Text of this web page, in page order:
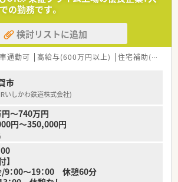
も増えます。
の専門性を活かせるスペシャリストを目指すこ
管理部門や商品部門等の本社スタッフなど活動領
す。
は年々増加しており、在宅医療へもしっかりと関
歳まで取得が可能で、時短制度は小学5年生まで
るよう変更予定です。
日とワークライフバランスが整っています
備薬まで、従業員割引制度など嬉しいメリットも
す！
の勤務です。
検討リストに追加
車通勤可 高給与(600万円以上) 住宅補助(手当)あり
市
いしかわ鉄道株式会社)
～740万円
円～350,000円
00
】
9：00～19：00 休憩60分